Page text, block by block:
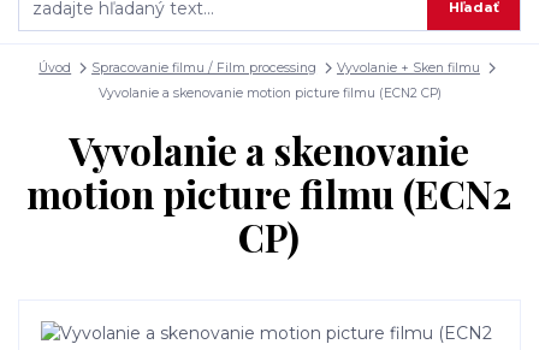
Hľadať
Úvod Spracovanie filmu / Film processing
Vyvolanie + Sken filmu
Vyvolanie a skenovanie motion picture filmu (ECN2 CP)
Vyvolanie a skenovanie
motion picture filmu (ECN2
CP)